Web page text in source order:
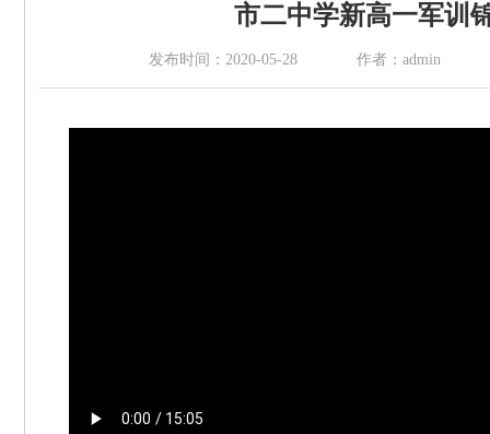
市二中学新高一军训
发布时间：2020-05-28 作者：admin